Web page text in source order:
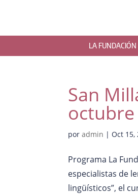
LA FUNDACIÓN
San
octubre
poradmin |Oct 15,
Programa La
especialistas de
lingüísticos”, el